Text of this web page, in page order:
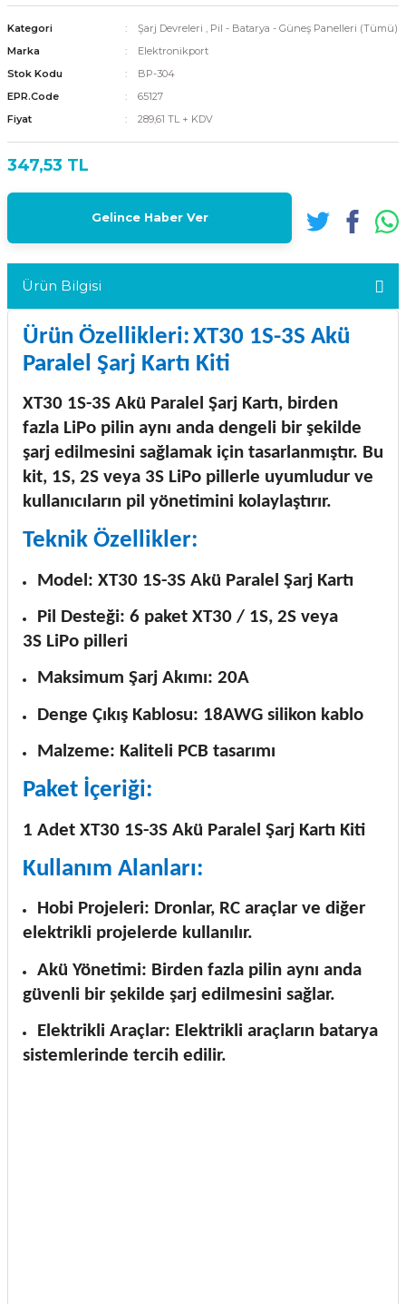
Kategori Şarj Devreleri , Pil - Batarya - Güneş Panelleri (Tümü)
Marka
Elektronikport
Stok Kodu
BP-304
EPR.Code
65127
Fiyat
289,61 TL + KDV
347,53 TL
Gelince Haber Ver
Ürün Bilgisi
Ürün Özellikleri:XT30 1S-3S Akü
Paralel Şarj Kartı Kiti
XT30 1S-3S Akü Paralel Şarj Kartı, birden
fazla LiPo pilin aynı anda dengeli bir şekilde
şarj edilmesini sağlamak için tasarlanmıştır. Bu
kit, 1S, 2S veya 3S LiPo pillerle uyumludur ve
kullanıcıların pil yönetimini kolaylaştırır.
Teknik Özellikler:
Model: XT30 1S-3S Akü Paralel Şarj Kartı
Pil Desteği: 6 paket XT30 / 1S, 2S veya
3S LiPo pilleri
Maksimum Şarj Akımı: 20A
Denge Çıkış Kablosu: 18AWG silikon kablo
Malzeme: Kaliteli PCB tasarımı
Paket İçeriği:
1 Adet XT30 1S-3S Akü Paralel Şarj Kartı Kiti
Kullanım Alanları:
Hobi Projeleri: Dronlar, RC araçlar ve diğer
elektrikli projelerde kullanılır.
Akü Yönetimi: Birden fazla pilin aynı anda
güvenli bir şekilde şarj edilmesini sağlar.
Elektrikli Araçlar: Elektrikli araçların batarya
sistemlerinde tercih edilir.